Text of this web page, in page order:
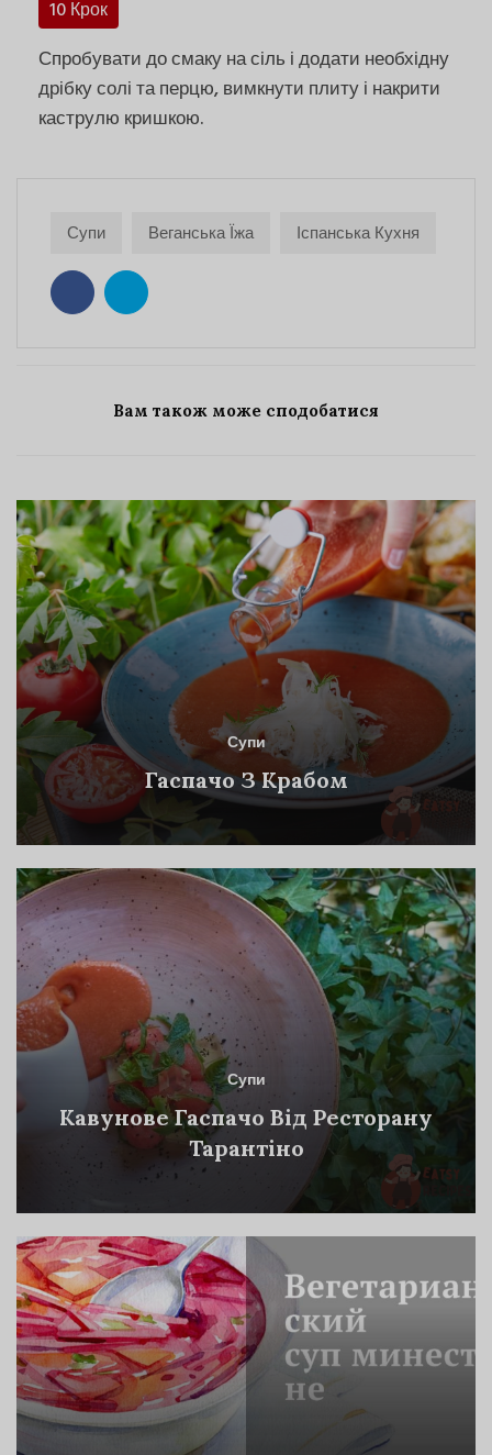
10 Крок
Спробувати до смаку на сіль і додати необхідну
дрібку солі та перцю, вимкнути плиту і накрити
каструлю кришкою.
Супи Веганська Їжа Іспанська Кухня
Вам також може сподобатися
Супи
Гаспачо З Крабом
Супи
Кавунове Гаспачо Від Ресторану
Тарантіно